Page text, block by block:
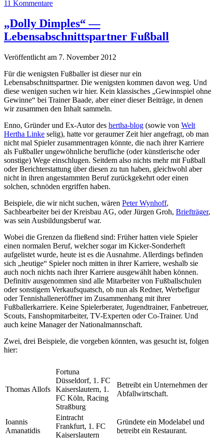
11 Kommentare
„Dolly Dimples“ —
Lebensabschnittspartner Fußball
Veröffentlicht am 7. November 2012
Für die wenigsten Fußballer ist dieser nur ein
Lebensabschnittspartner. Die wenigsten kommen davon weg. Und
diese wenigen suchen wir hier. Kein klassisches „Gewinnspiel ohne
Gewinne“ bei Trainer Baade, aber einer dieser Beiträge, in denen
wir zusammen den Inhalt sammeln.
Enno, Gründer und Ex-Autor des hertha-blog (sowie von Welt
Hertha Linke selig), hatte vor geraumer Zeit hier angefragt, ob man
nicht mal Spieler zusammentragen könnte, die nach ihrer Karriere
als Fußballer ungewöhnliche berufliche (oder künstlerische oder
sonstige) Wege einschlugen. Seitdem also nichts mehr mit Fußball
oder Berichterstattung über diesen zu tun haben, gleichwohl aber
nicht in ihren angestammten Beruf zurückgekehrt oder einen
solchen, schnöden ergriffen haben.
Beispiele, die wir nicht suchen, wären Peter Wynhoff,
Sachbearbeiter bei der Kreisbau AG, oder Jürgen Groh, Briefträger,
was sein Ausbildungsberuf war.
Wobei die Grenzen da fließend sind: Früher hatten viele Spieler
einen normalen Beruf, welcher sogar im Kicker-Sonderheft
aufgelistet wurde, heute ist es die Ausnahme. Allerdings befinden
sich „heutige“ Spieler noch mitten in ihrer Karriere, weshalb sie
auch noch nichts nach ihrer Karriere ausgewählt haben können.
Definitiv ausgenommen sind alle Mitarbeiter von Fußballschulen
oder sonstigem Verkaufsquatsch, ob nun als Redner, Werbefigur
oder Tennishalleneröffner im Zusammenhang mit ihrer
Fußballerkarriere. Keine Spielerberater, Jugendtrainer, Fanbetreuer,
Scouts, Fanshopmitarbeiter, TV-Experten oder Co-Trainer. Und
auch keine Manager der Nationalmannschaft.
Zwei, drei Beispiele, die vorgeben könnten, was gesucht ist, folgen
hier:
Thomas Allofs
Fortuna
Düsseldorf, 1. FC
Kaiserslautern, 1.
FC Köln, Racing
Straßburg
Betreibt ein Unternehmen der
Abfallwirtschaft.
Ioannis
Amanatidis
Eintracht
Frankfurt, 1. FC
Kaiserslautern
Gründete ein Modelabel und
betreibt ein Restaurant.